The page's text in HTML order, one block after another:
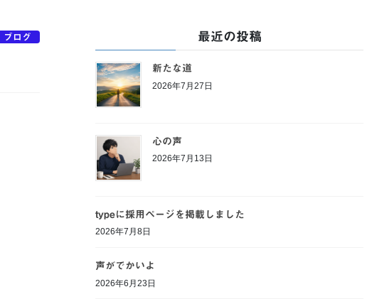
‐Career Change Interview-
ブログ 最近の投稿
新たな道
2026年7月27日
心の声
2026年7月13日
typeに採用ページを掲載しました
2026年7月8日
声がでかいよ
2026年6月23日